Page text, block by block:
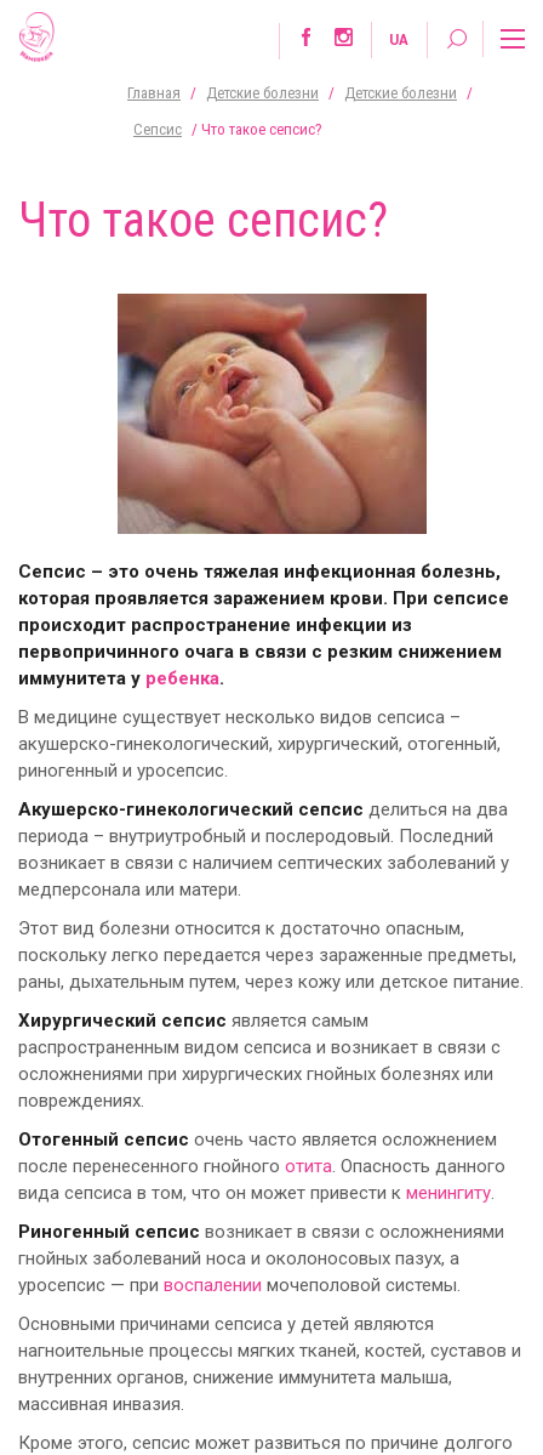
UA
Главная / Детские болезни / Детские болезни
/
Сепсис / Что такое сепсис?
Что такое сепсис?
Сепсис – это очень тяжелая инфекционная болезнь,
которая проявляется заражением крови. При сепсисе
происходит распространение инфекции из
первопричинного очага в связи с резким снижением
иммунитета у ребенка.
В медицине существует несколько видов сепсиса –
акушерско-гинекологический, хирургический, отогенный,
риногенный и уросепсис.
Акушерско-гинекологический сепсис делиться на два
периода – внутриутробный и послеродовый. Последний
возникает в связи с наличием септических заболеваний у
медперсонала или матери.
Этот вид болезни относится к достаточно опасным,
поскольку легко передается через зараженные предметы,
раны, дыхательным путем, через кожу или детское питание.
Хирургический сепсис является самым
распространенным видом сепсиса и возникает в связи с
осложнениями при хирургических гнойных болезнях или
повреждениях.
Отогенный сепсис очень часто является осложнением
после перенесенного гнойного отита . Опасность данного
вида сепсиса в том, что он может привести к менингиту
Риногенный сепсис возникает в связи с осложнениями
гнойных заболеваний носа и околоносовых пазух, а
уросепсис — при воспалении мочеполовой системы.
Основными причинами сепсиса у детей являются
нагноительные процессы мягких тканей, костей, суставов и
внутренних органов, снижение иммунитета малыша,
массивная инвазия.
Кроме этого, сепсис может развиться по причине долгого